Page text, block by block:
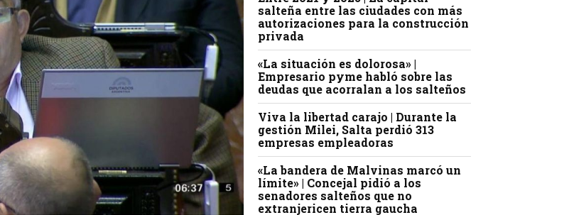
salteña entre las ciudades con más
autorizaciones para la construcción
privada
«La situación es dolorosa» |
Empresario pyme habló sobre las
deudas que acorralan a los salteños
Viva la libertad carajo | Durante la
gestión Milei, Salta perdió 313
empresas empleadoras
«La bandera de Malvinas marcó un
límite» | Concejal pidió a los
senadores salteños que no
extranjericen tierra gaucha